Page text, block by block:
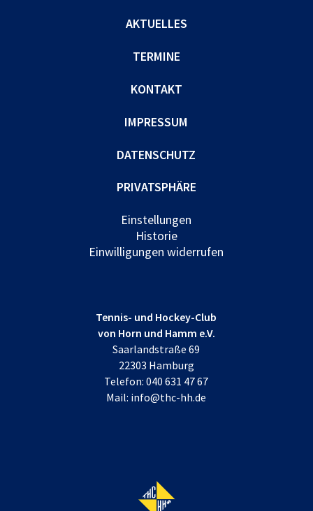
AKTUELLES
TERMINE
KONTAKT
IMPRESSUM
DATENSCHUTZ
PRIVATSPHÄRE
Einstellungen
Historie
Einwilligungen widerrufen
Tennis- und Hockey-Club
von Horn und Hamm e.V.
Saarlandstraße 69
22303 Hamburg
Telefon:040 631 47 67
Mail: info@thc-hh.de